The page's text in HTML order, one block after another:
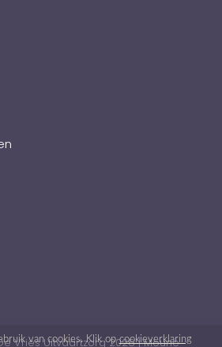
van cookies. Klik opcookieverklaring
Vries Uitvaartzorg 2026|Moune